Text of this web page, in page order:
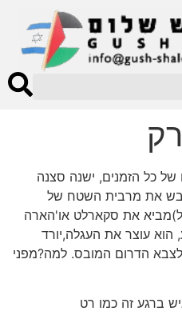
כל הזמנים, ישנה סצנה
את מרבית השטח של
את סקארלט או'הארה
הוא עוצר את העגלה,יורד
הדרום המובס. למה?מפני
ברגע זה כמו רט